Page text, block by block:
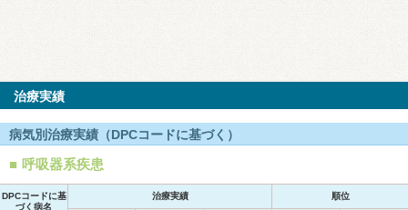
治療実績
病気別治療実績（DPCコードに基づく）
呼吸器系疾患
DPCコードに基
づく病名
治療実績 順位